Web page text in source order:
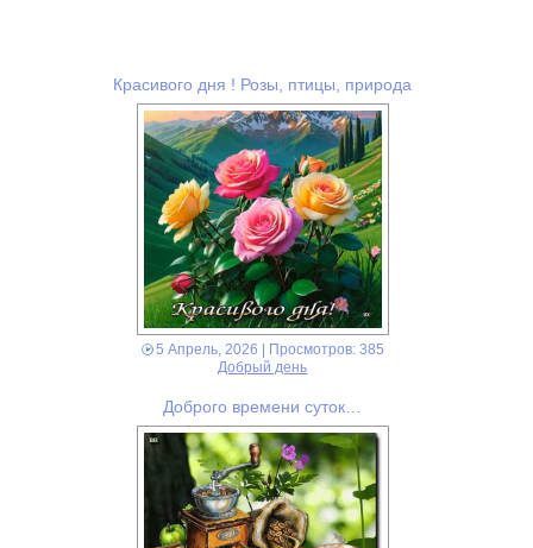
Красивого дня ! Розы, птицы, природа
5 Апрель, 2026 | Просмотров: 385
Добрый день
Доброго времени суток…